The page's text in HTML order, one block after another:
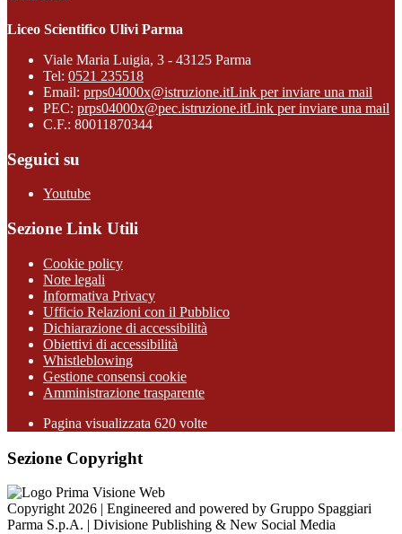
Liceo Scientifico Ulivi Parma
Viale Maria Luigia, 3 - 43125 Parma
Tel: 0521 235518
Email: prps04000x@istruzione.itLink per inviare una mail
PEC: prps04000x@pec.istruzione.itLink per inviare una mail
C.F.: 80011870344
Seguici su
Youtube
Sezione Link Utili
Cookie policy
Note legali
Informativa Privacy
Ufficio Relazioni con il Pubblico
Dichiarazione di accessibilità
Obiettivi di accessibilità
Whistleblowing
Gestione consensi cookie
Amministrazione trasparente
Pagina visualizzata 620 volte
Sezione Copyright
Copyright 2026 | Engineered and powered by Gruppo Spaggiari
Parma S.p.A. | Divisione Publishing & New Social Media